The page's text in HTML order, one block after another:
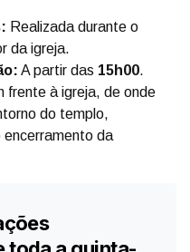
Realizada durante o
da igreja.
A partir das 15h00.
frente à igreja, de onde
do templo,
encerramento da